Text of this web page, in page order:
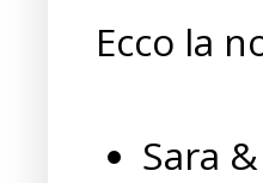
Ecco la
Sara